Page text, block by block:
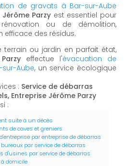
de gravats à Bar-sur-Aube
Jérôme Parzy est essentiel pour
ou de démolition,
efficace des résidus.
terrain ou jardin en parfait état,
effectue l'évacuation de
Aube, un service écologique
: Service de débarras
Entreprise Jérôme Parzy
:
suite à un décès
de caves et greniers
par entreprise de débarras
par service de débarras
d'usines par service de débarras
domicile